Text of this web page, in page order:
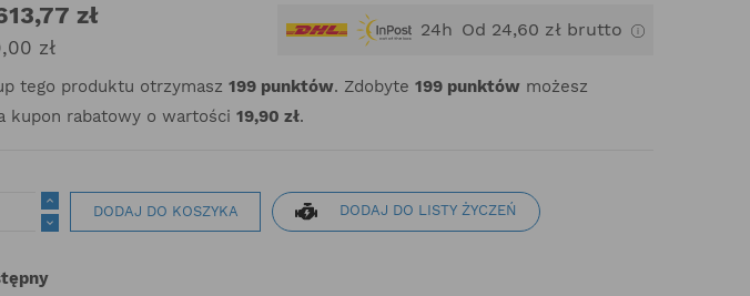
zł
zł
24h Od 24,60 zł brutto
tego produktu otrzymasz 199 punktów. Zdobyte 199 punktów możesz
kupon rabatowy o wartości 19,90 zł.
DODAJ DO KOSZYKA DODAJ DO LISTY ŻYCZEŃ